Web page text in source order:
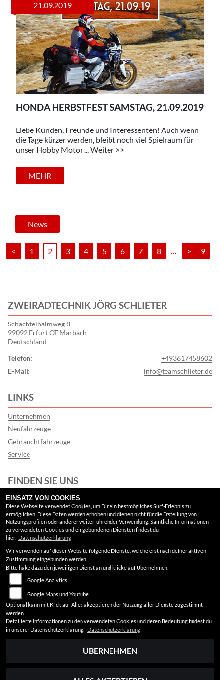
21.09.2019
HONDA HERBSTFEST SAMSTAG, 21.09.2019
Liebe Kunden, Freunde und Interessenten! Auch wenn
die Tage kürzer werden, bleibt noch viel Spielraum für
unser Hobby Motor ... Weiter >>
MEHR
News
< 1 2 3 4 5 6 7 8 > 9
ZWEIRADTECHNIK JÖRG SCHLIETER
Schachtelhalmweg 8
99092 Erfurt OT Marbach
Deutschland
Telefon:
+493617458602
E-Mail:
info@teamschlieter.de
LINKS
Unternehmen
Neufahrzeuge
Gebrauchtfahrzeuge
Service
FINDEN SIE UNS
Instagram
Google Maps
AGB
Impressum
Datenschutz
Disclaimer
Barrierefreiheit
EINSATZ VON COOKIES
Diese Webseite verwendet Cookies, um Dir ein bestmögliches Surf-Erlebnis zu
ermöglichen. Diese Daten werden erhoben und dienen nicht für die Erstellung von
Nutzungsprofilen oder anderer weiterführender Verwendung. Sämtliche Informationen
zu verwendeten Cookies und eingebundenen Diensten findest du
hier: Datenschutzerklärung
Wir verwenden auf dieser Website folgende Dienste, welche erst nach deiner aktiven
Zustimmung eingebunden werden.
Bitte hake dazu den jeweiligen Dienst an und klicke auf Übernehmen:
Google Analytics
Google Maps und Youtube
Optional kann mit Klick auf Alles akzeptieren der Nutzung aller Dienste zugestimmt
werden
Detailierte Informationen zu den verwendeten Cookies und deren Bedeutung findest du
in unserer Datenschutzerklärung: Datenschutzerklärung
ÜBERNEHMEN